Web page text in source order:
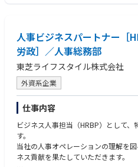
•IoT市場における技術支援やIT関連
人事ビジネスパートナー［
労政］／人事総務部
東芝ライフスタイル株式会社
外資系企業
仕事内容
ビジネス人事担当（HRBP）として
す。
当社の人事オペレーションの理解を
ネス貢献を果たしていただきます。